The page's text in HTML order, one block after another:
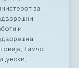
Стопанската
комора за
телекомуникациск
и технологии
МАСИТ, во